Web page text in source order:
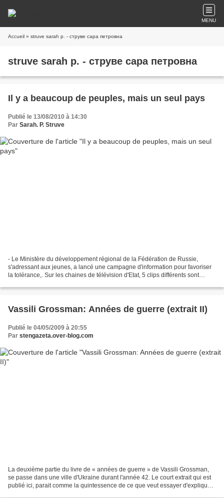
MENU
Accueil » struve sarah p. - струве сара петровна
struve sarah p. - струве сара петровна
Il y a beaucoup de peuples, mais un seul pays
Publié le 13/08/2010 à 14:30
Par Sarah. P. Struve
- Le Ministère du développement régional de la Fédération de Russie,
s'adressant aux jeunes, a lancé une campagne d'information pour favoriser
la tolérance,. Sur les chaines de télévision d'Etat, 5 clips différents sont
Vassili Grossman: Années de guerre (extrait II)
Publié le 04/05/2009 à 20:55
Par stengazeta.over-blog.com
La deuxième partie du livre de « années de guerre » de Vassili Grossman,
se passe dans une ville d'Ukraine durant l'année 42. Le court extrait qui est
publié ici, parait comme la quintessence de ce que veut essayer d'expliquer